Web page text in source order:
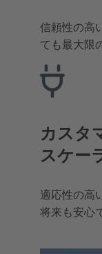
信頼性の高
ても最大限
カスタ
スケー
適応性の高
将来も安心